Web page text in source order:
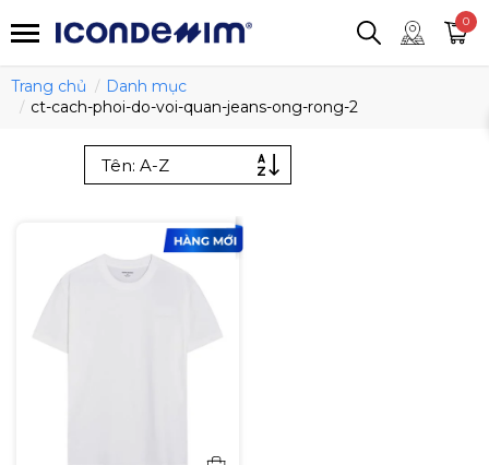
0
Trang chủ
Danh mục
ct-cach-phoi-do-voi-quan-jeans-ong-rong-2